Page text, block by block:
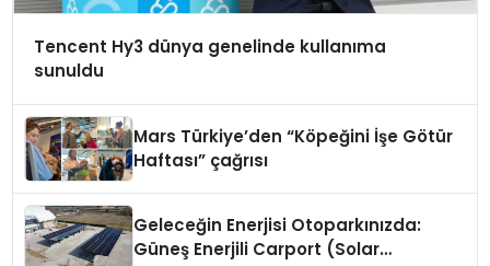
Tencent Hy3 dünya genelinde kullanıma
sunuldu
Mars Türkiye’den “Köpeğini İşe Götür
Haftası” çağrısı
Geleceğin Enerjisi Otoparkınızda:
Güneş Enerjili Carport (Solar